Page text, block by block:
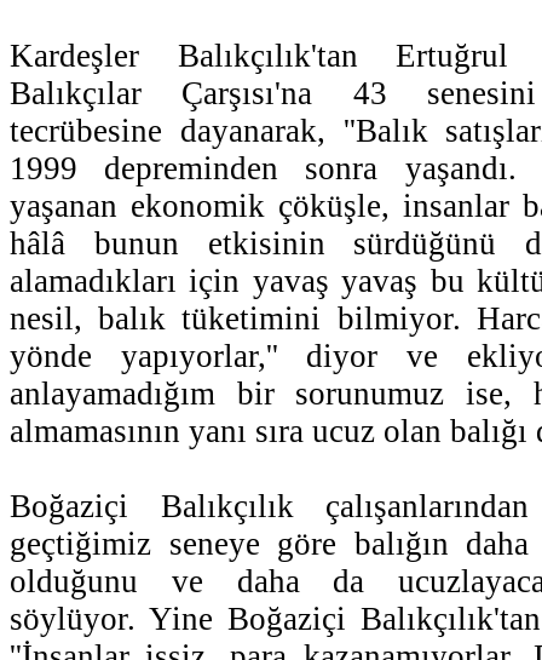
Kardeşler Balıkçılık'tan Ertuğrul
Balıkçılar Çarşısı'na 43
tecrübesine dayanarak, ''Balık
1999 depreminden sonra yaşandı.
yaşanan ekonomik çöküşle, insanlar
hâlâ bunun etkisinin sürdüğünü
alamadıkları için yavaş yavaş bu
nesil, balık tüketimini bilmiyor.
yönde yapıyorlar,'' diyor ve
anlayamadığım bir sorunumuz ise,
almamasının yanı sıra ucuz olan
Boğaziçi Balıkçılık
geçtiğimiz seneye göre balığın
olduğunu ve daha da
söylüyor. Yine Boğaziçi